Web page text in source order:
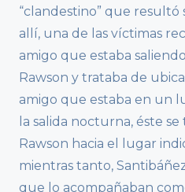
“clandestino” que resultó
allí, una de las víctimas
amigo que estaba
Rawson y trataba de
amigo que estaba en un
la salida nocturna, éste
Rawson hacia el lugar
mientras tanto,
que lo acompañaban